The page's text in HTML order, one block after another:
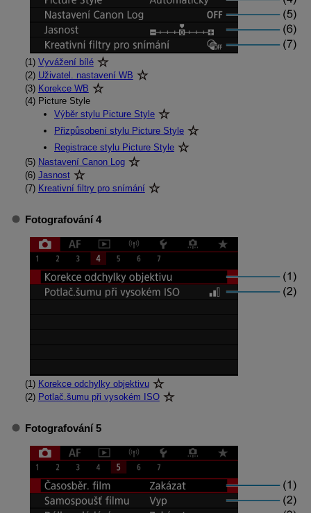
(1) Vyvážení bílé
(2) Uživatel. nastavení WB
(3) Korekce WB
(4) Picture Style
Výběr stylu Picture Style
Přizpůsobení stylu Picture Style
Registrace stylu Picture Style
(5) Nastavení Canon Log
(6) Jasnost
(7) Kreativní filtry pro snímání
Fotografování 4
(1) Korekce odchylky objektivu
(2) Potlač.šumu při vysokém ISO
Fotografování 5